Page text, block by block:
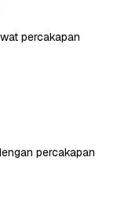
percakapan
percakapan